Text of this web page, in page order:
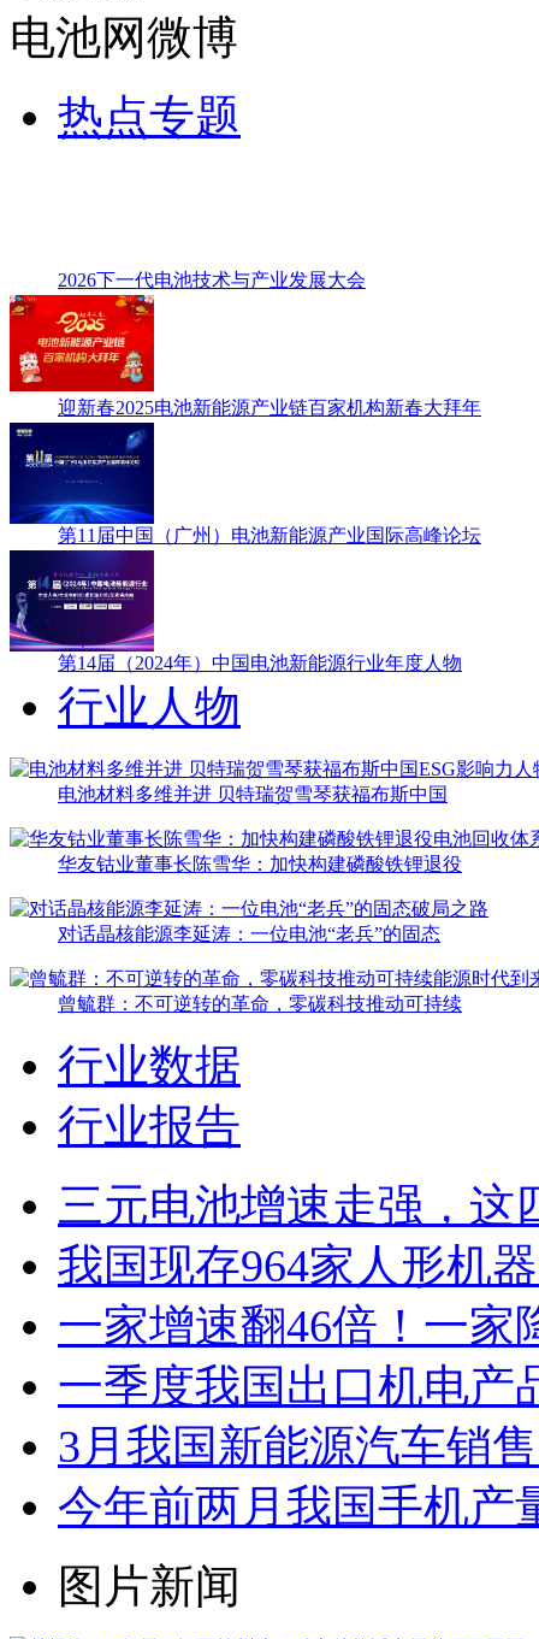
电池网微博
热点专题
2026下一代电池技术与产业发展大会
迎新春2025电池新能源产业链百家机构新春大拜年
第11届中国（广州）电池新能源产业国际高峰论坛
第14届（2024年）中国电池新能源行业年度人物
行业人物
电池材料多维并进 贝特瑞贺雪琴获福布斯中国
华友钴业董事长陈雪华：加快构建磷酸铁锂退役
对话晶核能源李延涛：一位电池“老兵”的固态
曾毓群：不可逆转的革命，零碳科技推动可持续
行业数据
行业报告
三元电池增速走强，这
我国现存964家人形机
一家增速翻46倍！一家
一季度我国出口机电产
3月我国新能源汽车销
今年前两月我国手机产
图片新闻